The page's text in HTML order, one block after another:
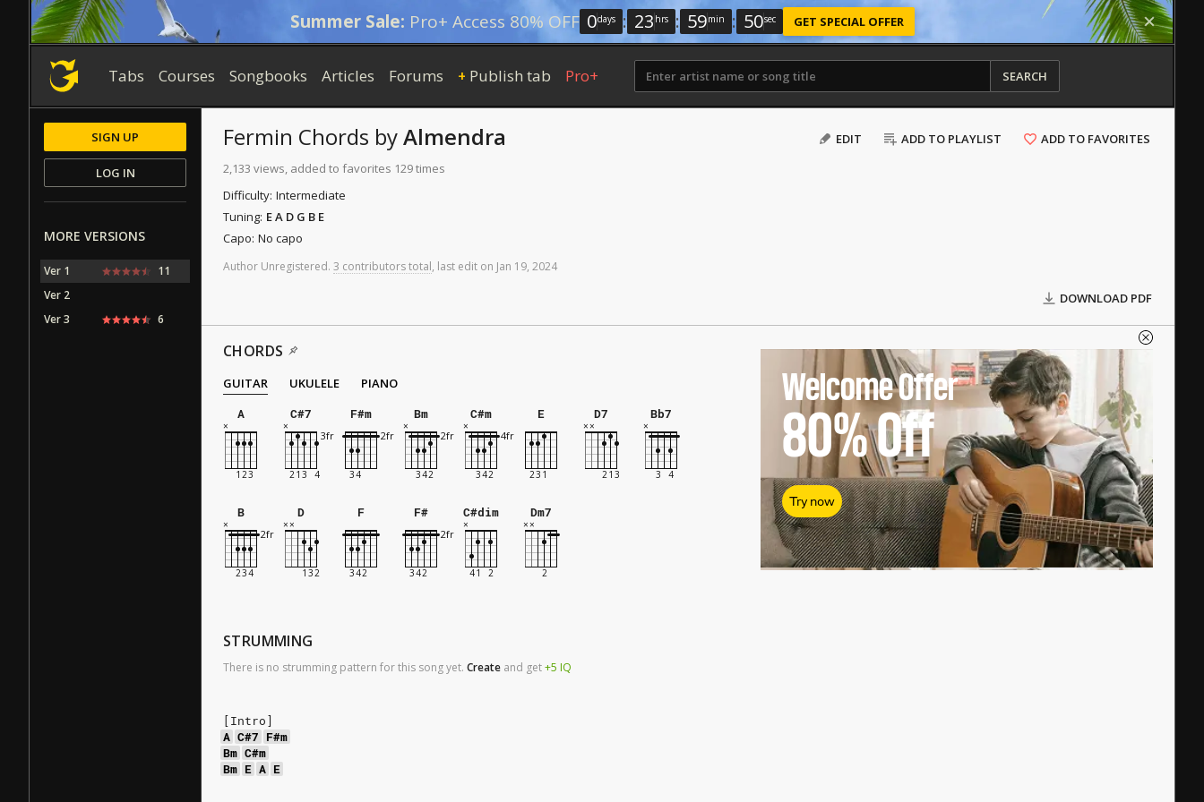
Summer Sale: Pro+ Access 80% OFF 0days : 23 hrs : 59min : 49sec GET SPECIAL OFFER
Tabs Courses Songbooks Articles Forums + Publish tab Pro+ SEARCH
EDIT ADD TO PLAYLIST ADD TO FAVORITES
Fermin Chords byAlmendra
2,133 views, added to favorites 129 times
Difficulty: Intermediate
Tuning: E A D G B E
Capo: No capo
Author Unregistered. 3 contributors total, last edit on Jan 19, 2024
DOWNLOAD PDF
CHORDS
GUITAR UKULELE
PIANO
A
C#7 F#m Bm C#m E D7 Bb7
B D F F# C#dim Dm7
STRUMMING
There is no strumming pattern for this song yet. Create and get+5 IQ
[Intro]
A C#7 F#m
Bm C#m
Bm E A E
Welcome Offer
80%Off
Try now
SIGN UP
LOG IN
MORE VERSIONS
Ver 1
11
Ver 2
Ver 3
6